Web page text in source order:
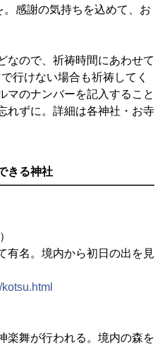
感謝の気持ちを込めて、お
なので、祈祷時間にあわせて
行けない場合も祈祷してく
マのナンバーを記入すること
れずに。詳細は各神社・お寺
きる神社
有名。境内から初日の出を見
楽舞が行われる。境内の森を